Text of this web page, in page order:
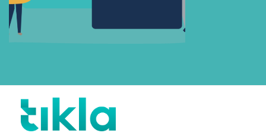
Parolanızı mı unuttunuz?